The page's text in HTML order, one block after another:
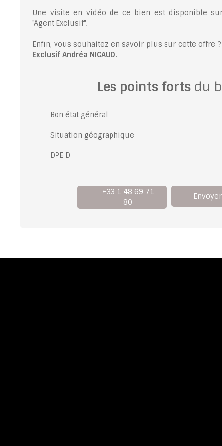
Une visite en vidéo de ce bien est disponible
"Agent Exclusif".
Enfin, vous souhaitez en savoir plus sur cette offre
Exclusif Andréa NICAUD.
Les points forts du
Bon état général
Situation géographique
DPE D
+33 1 48 69 71
80